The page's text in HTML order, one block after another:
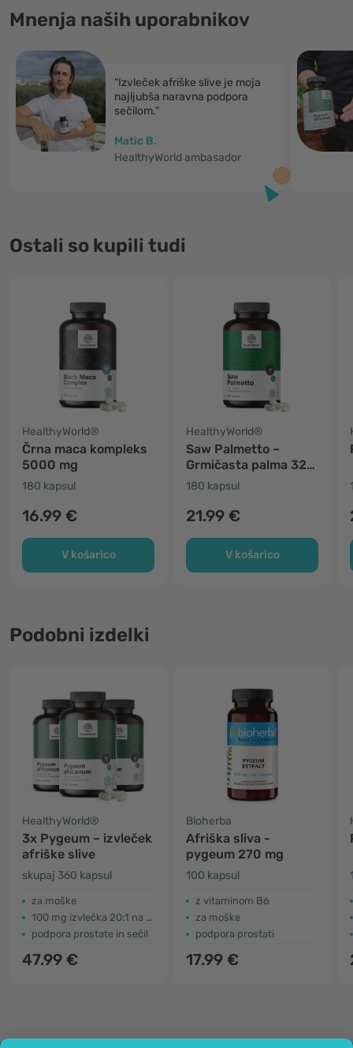
Mnenja naših uporabnikov
"Izvleček afriške slive je moja
najljubša naravna podpora
sečilom."
Matic B.
HealthyWorld ambasador
Ostali so kupili tudi
HealthyWorld®
Črna maca kompleks
5000 mg
180 kapsul
16.99 €
V košarico
HealthyWorld®
Saw Palmetto –
Grmičasta palma 320
mg
180 kapsul
21.99 €
V košarico
Podobni izdelki
HealthyWorld®
3x Pygeum – izvleček
afriške slive
skupaj 360 kapsul
za moške
100 mg izvlečka 20:1 na kapsulo
podpora prostate in sečil
47.99 €
Bioherba
Afriška sliva -
pygeum 270 mg
100 kapsul
z vitaminom B6
za moške
podpora prostati
17.99 €